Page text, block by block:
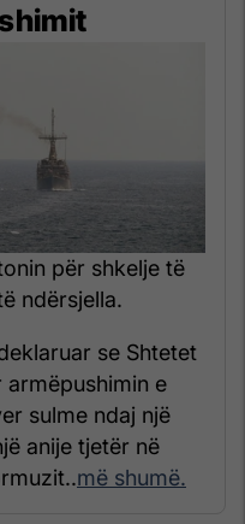
për shkelje të
ndërsjella.
se Shtetet
armëpushimin e
sulme ndaj një
anije tjetër në
më shumë.